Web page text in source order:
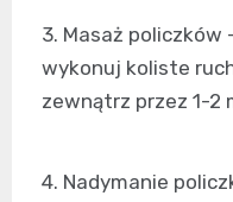
3. Masaż policzków
wykonuj koliste
zewnątrz przez 1-2
4. Nadymanie